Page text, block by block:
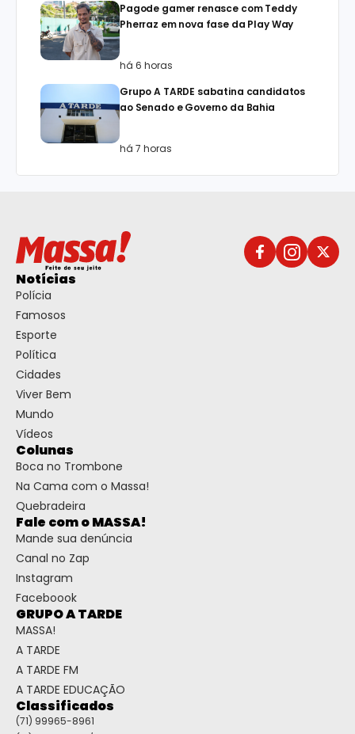
Pagode gamer renasce com Teddy
Pherraz em nova fase da Play Way
há 6 horas
Grupo A TARDE sabatina candidatos
ao Senado e Governo da Bahia
há 7 horas
Notícias
Polícia
Famosos
Esporte
Política
Cidades
Viver Bem
Mundo
Vídeos
Colunas
Boca no Trombone
Na Cama com o Massa!
Quebradeira
Fale com o MASSA!
Mande sua denúncia
Canal no Zap
Instagram
Faceboook
GRUPO A TARDE
MASSA!
A TARDE
A TARDE FM
A TARDE EDUCAÇÃO
Classificados
(71) 99965-8961